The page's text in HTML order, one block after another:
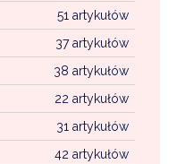
51 artykułów
37 artykułów
38 artykułów
22 artykułów
31 artykułów
42 artykułów